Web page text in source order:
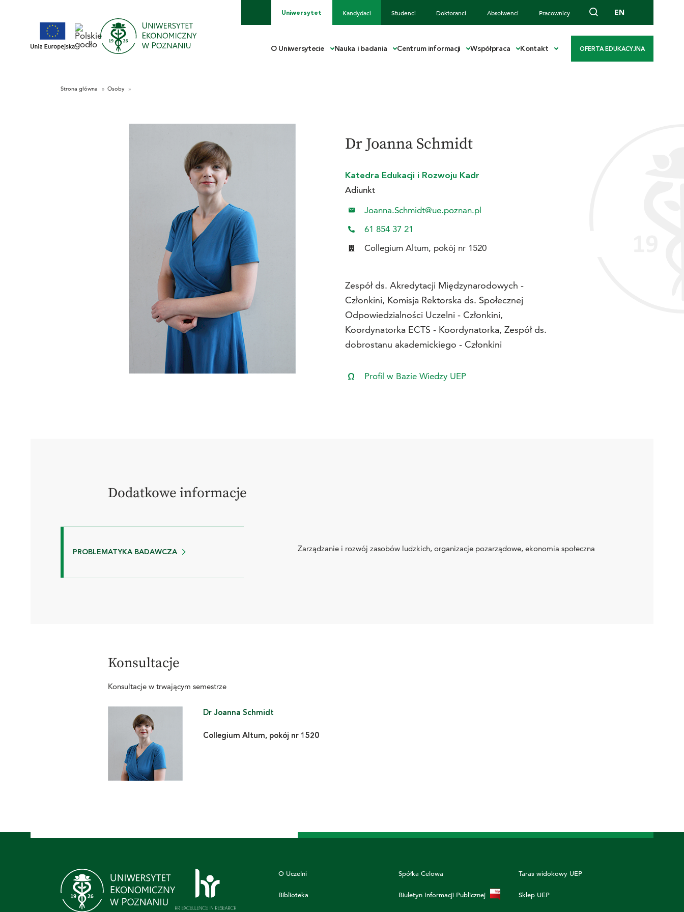
Uniwersytet Kandydaci Studenci Doktoranci Absolwenci Pracownicy EN
O Uniwersytecie Nauka i badania Centrum informacji Współpraca Kontakt OFERTA EDUKACYJNA
Dr Joanna Schmidt
Katedra Edukacji i Rozwoju Kadr
Adiunkt
Joanna.Schmidt@ue.poznan.pl
61 854 37 21
Collegium Altum, pokój nr 1520
Zespół ds. Akredytacji Międzynarodowych -
Członkini, Komisja Rektorska ds. Społecznej
Odpowiedzialności Uczelni - Członkini,
Koordynatorka ECTS - Koordynatorka, Zespół ds.
dobrostanu akademickiego - Członkini
Profil w Bazie Wiedzy UEP
Dodatkowe informacje
PROBLEMATYKA BADAWCZA Zarządzanie i rozwój zasobów ludzkich, organizacje pozarządowe, ekonomia społeczna
Konsultacje
Konsultacje w trwającym semestrze
Dr Joanna Schmidt
Collegium Altum, pokój nr 1520
O Uczelni
Biblioteka
Spółka Celowa
Biuletyn Informacji Publicznej
Taras widokowy UEP
Sklep UEP